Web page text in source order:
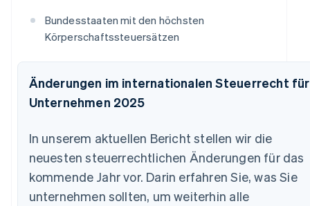
Bundesstaaten mit den höchsten
Körperschaftssteuersätzen
Änderungen im internationalen Steuerrecht für
Unternehmen 2025
In unserem aktuellen Bericht stellen wir die
neuesten steuerrechtlichen Änderungen für das
kommende Jahr vor. Darin erfahren Sie, was Sie
unternehmen sollten, um weiterhin alle